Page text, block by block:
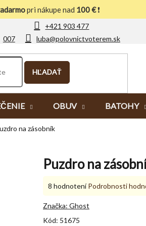
pri nákupe nad 100 €❗
+421 903 477
007
luba@polovnictvoterem.sk
HĽADAŤ
OBUV BATOHY
na zásobník
Puzdro na
Kód: 51675
Priemerné
produktu
5,0
8 hodnotení Podrobnosti
Značka: Ghost